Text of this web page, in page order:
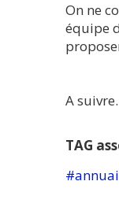
On ne
équipe
A
TAG